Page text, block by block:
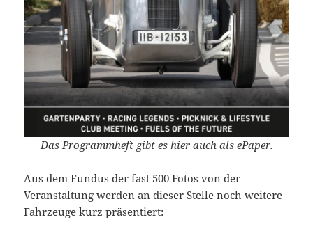
Das Programmheft gibt es hier auch als ePaper.
Aus dem Fundus der fast 500 Fotos von der
Veranstaltung werden an dieser Stelle noch weitere
Fahrzeuge kurz präsentiert: